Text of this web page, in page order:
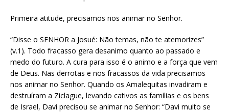
Primeira atitude, precisamos nos animar no Senhor.
“Disse o SENHOR a Josué: Não temas, não te atemorizes”
(v.1). Todo fracasso gera desanimo quanto ao passado e
medo do futuro. A cura para isso é o animo e a força que vem
de Deus. Nas derrotas e nos fracassos da vida precisamos
nos animar no Senhor. Quando os Amalequitas invadiram e
destruíram a Ziclague, levando cativos as famílias e os bens
de Israel, Davi precisou se animar no Senhor: “Davi muito se